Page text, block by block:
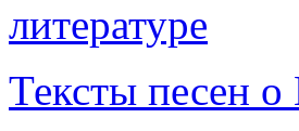
литературе
Тексты песен о